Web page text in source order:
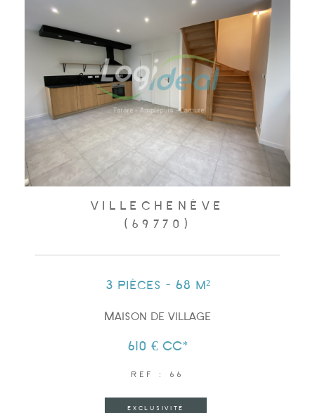
VILLECHENÈVE
(69770)
3 pièces - 68 m²
Maison de village
610 € CC*
REF : 66
EXCLUSIVITÉ